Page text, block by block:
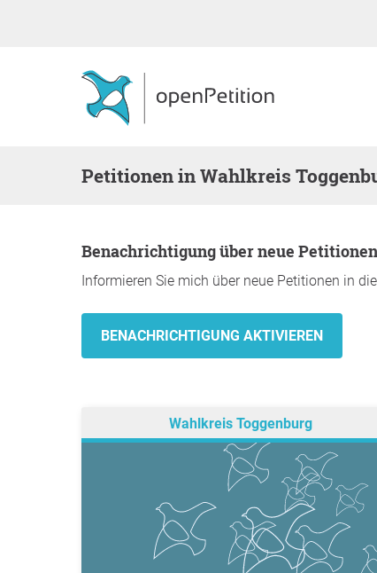
Petitionen in Wahlkreis
Benachrichtigung über neue
Informieren Sie mich über neue Petitionen in
Wahlkreis Toggenburg